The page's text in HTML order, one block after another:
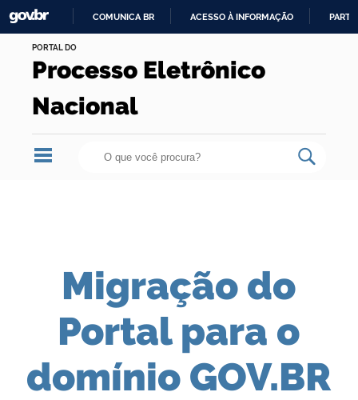
PARA
O
COMUNICA BR ACESSO À INFORMAÇÃO
Processo Eletrônico
Nacional
PORTAL DO
Migração do
Portal para o
domínio GOV.BR